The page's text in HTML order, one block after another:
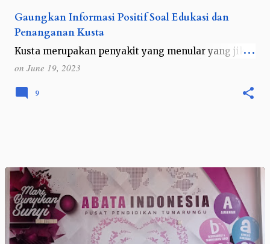
Gaungkan Informasi Positif Soal Edukasi dan
Penanganan Kusta
Kusta merupakan penyakit yang menular yang jika
tidak ditangani dengan cepat akan berakibat fatal.
Tapi dengan penanganan yang tepat, OYPMK bisa
sembuh dari penyakit kusta. Bahkan…
on June 19, 2023
9